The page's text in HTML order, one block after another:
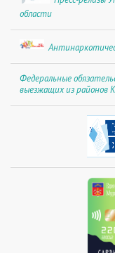
области
Федеральные
выезжащих из районов